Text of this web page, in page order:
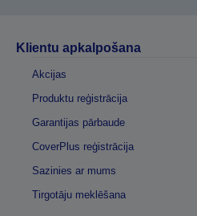
Klientu apkalpošana
Akcijas
Produktu reģistrācija
Garantijas pārbaude
CoverPlus reģistrācija
Sazinies ar mums
Tirgotāju meklēšana